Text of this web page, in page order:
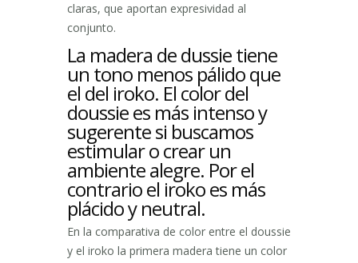
claras, que aportan expresividad al
conjunto.
La madera de dussie tiene
un tono menos pálido que
el del iroko. El color del
doussie es más intenso y
sugerente si buscamos
estimular o crear un
ambiente alegre. Por el
contrario el iroko es más
plácido y neutral.
En la comparativa de color entre el doussie
y el iroko la primera madera tiene un color